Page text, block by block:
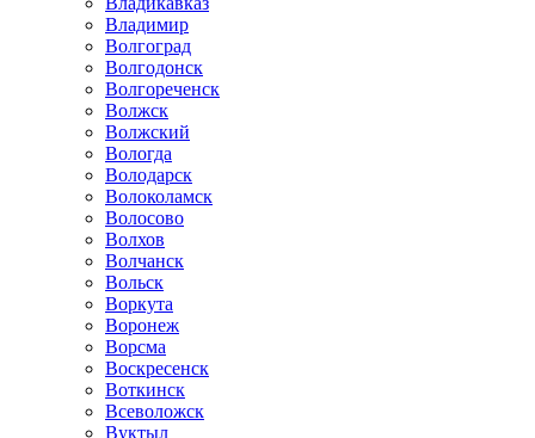
Владимир
Волгоград
Волгодонск
Волгореченск
Волжск
Волжский
Вологда
Володарск
Волоколамск
Волосово
Волхов
Волчанск
Вольск
Воркута
Воронеж
Ворсма
Воскресенск
Воткинск
Всеволожск
Вуктыл